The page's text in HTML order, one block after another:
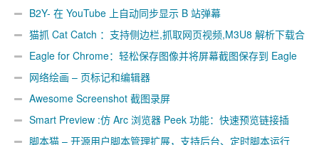
B2Y- 在 YouTube 上自动同步显示 B 站弹幕
猫抓 Cat Catch ：支持侧边栏,抓取网页视频,M3U8 解析下载合
并工具Eagle for Chrome：轻松保存图像并将屏幕截图保存到 Eagle
App网络绘画 – 页标记和编辑器
Awesome Screenshot 截图录屏
Smart Preview :仿 Arc 浏览器 Peek 功能：快速预览链接插
件 脚本猫 – 开源用户脚本管理扩展，支持后台、定时脚本运行